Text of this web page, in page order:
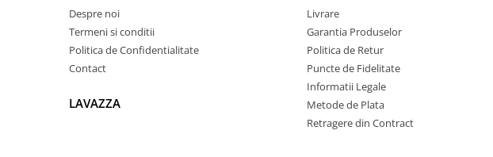
Despre noi
Termeni si conditii
Politica de Confidentialitate
Contact
LAVAZZA
Livrare
Garantia Produselor
Politica de Retur
Puncte de Fidelitate
Informatii Legale
Metode de Plata
Retragere din Contract